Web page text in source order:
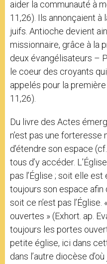
aider la communauté à
11,26). Ils annonçaient à
juifs. Antioche devient
missionnaire, grâce à la
deux évangélisateurs –
le coeur des croyants
appelés pour la
11,26).
Du livre des Actes
n’est pas une
d’étendre son espace
tous d’y accéder.
pas l’Église ; soit elle
toujours son espace afin
soit ce n’est pas
ouvertes » (Exhort. ap.
toujours les portes
petite église, ici dans
dans l’autre diocèse